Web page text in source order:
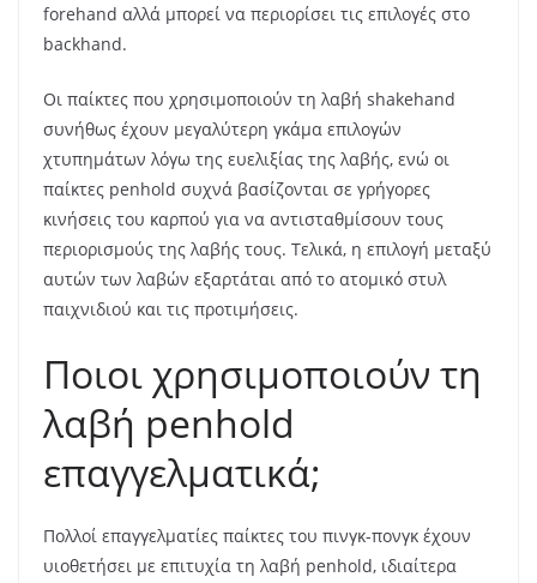
forehand αλλά μπορεί να περιορίσει τις επιλογές στο
backhand.
Οι παίκτες που χρησιμοποιούν τη λαβή shakehand
συνήθως έχουν μεγαλύτερη γκάμα επιλογών
χτυπημάτων λόγω της ευελιξίας της λαβής, ενώ οι
παίκτες penhold συχνά βασίζονται σε γρήγορες
κινήσεις του καρπού για να αντισταθμίσουν τους
περιορισμούς της λαβής τους. Τελικά, η επιλογή μεταξύ
αυτών των λαβών εξαρτάται από το ατομικό στυλ
παιχνιδιού και τις προτιμήσεις.
Ποιοι χρησιμοποιούν τη
λαβή penhold
επαγγελματικά;
Πολλοί επαγγελματίες παίκτες του πινγκ-πονγκ έχουν
υιοθετήσει με επιτυχία τη λαβή penhold, ιδιαίτερα